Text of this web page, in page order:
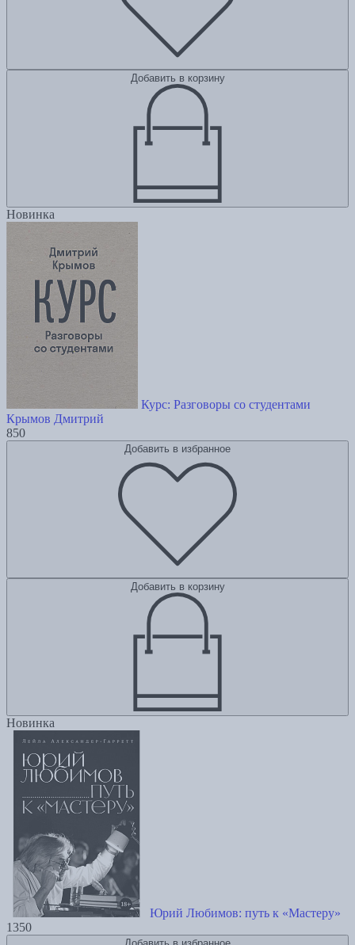
Добавить в корзину
Новинка
Курс: Разговоры со студентами
Крымов Дмитрий
850
Добавить в избранное
Добавить в корзину
Новинка
Юрий Любимов: путь к «Мастеру»
1350